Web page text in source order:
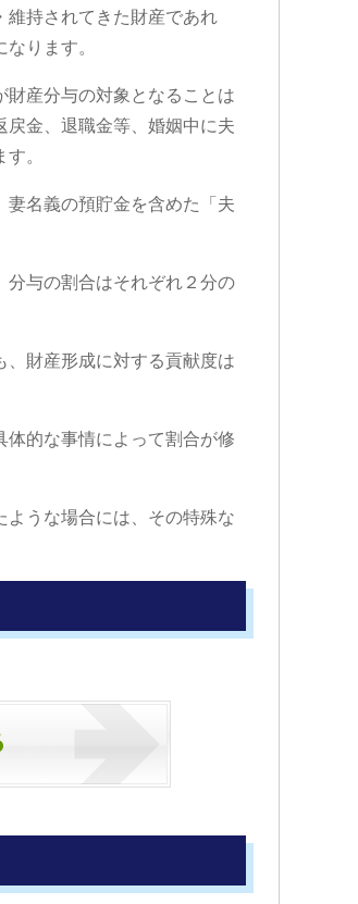
維持されてきた財産であれ
ります。
産分与の対象となることは
戻金、退職金等、婚姻中に夫
。
名義の預貯金を含めた「夫
分与の割合はそれぞれ２分の
財産形成に対する貢献度は
体的な事情によって割合が修
うな場合には、その特殊な